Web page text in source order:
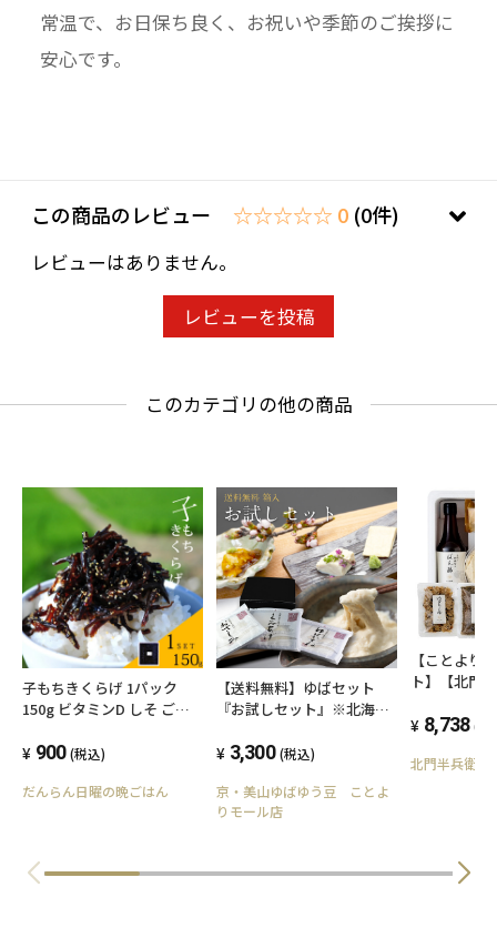
常温で、お日保ち良く、お祝いや季節のご挨拶に
安心です。
この商品のレビュー ☆☆☆☆☆ 0 (0件)
レビューはありません。
レビューを投稿
このカテゴリの他の商品
子もちきくらげ 1パック
150g ビタミンD しそ ご飯
肴 佃煮 おにぎりの具 しそ
おかず ご飯 つくだ煮 おつ
アウトドア 食欲の秋 運動会
900 (税込)
だんらん日曜の晩ごはん
【送料無料】ゆばセット
『お試しセット』※北海
+550円
3,300 (税込)
京・美山ゆばゆう豆 ことよ
りモール店
【ことより
ト】【北門
8,738 (税
北門半兵衛